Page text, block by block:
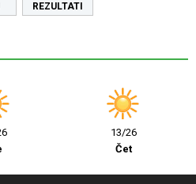
REZULTATI
13/26
Čet